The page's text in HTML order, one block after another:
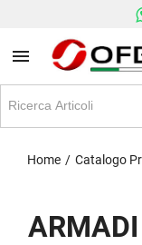
Home Catalogo